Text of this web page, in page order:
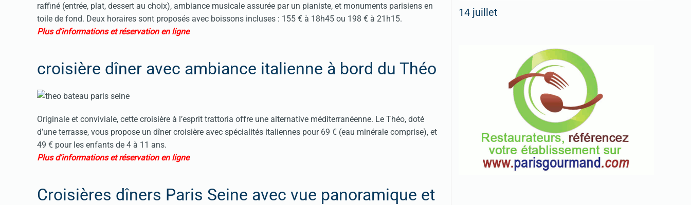
raffiné (entrée, plat, dessert au choix), ambiance musicale assurée par un pianiste, et monuments parisiens en
toile de fond. Deux horaires sont proposés avec boissons incluses : 155 € à 18h45 ou 198 € à 21h15.
Plus d'informations et réservation en ligne
croisière dîner avec ambiance italienne à bord du Théo
Originale et conviviale, cette croisière à l’esprit trattoria offre une alternative méditerranéenne. Le Théo, doté
d’une terrasse, vous propose un dîner croisière avec spécialités italiennes pour 69 € (eau minérale comprise), et
49 € pour les enfants de 4 à 11 ans.
Plus d'informations et réservation en ligne
Croisières dîners Paris Seine avec vue panoramique et
14 juillet